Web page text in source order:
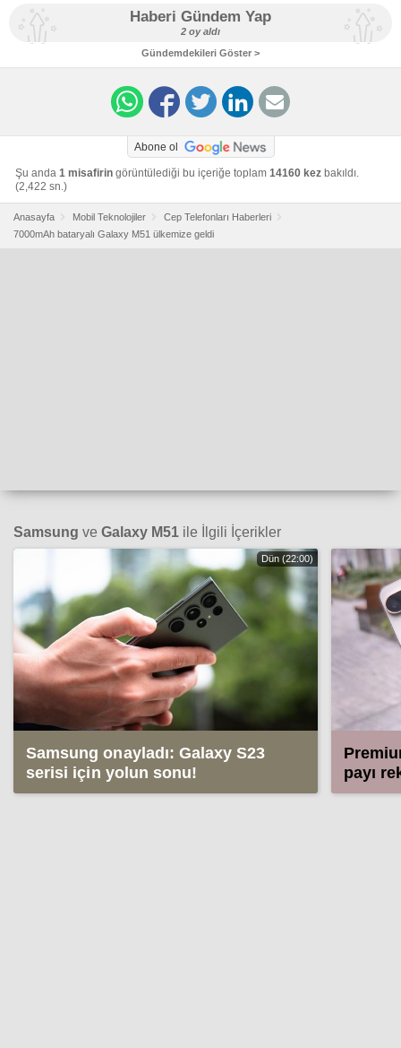
Haberi Gündem Yap
2 oy aldı
Gündemdekileri Göster >
Abone ol
Şu anda 1 misafirin görüntülediği bu içeriğe toplam 14160 kez bakıldı.
(2,422 sn.)
Anasayfa Mobil Teknolojiler
Cep Telefonları Haberleri
7000mAh bataryalı Galaxy M51 ülkemize geldi
Samsung ve Galaxy M51 ile İlgili İçerikler
Dün (22:00)
Samsung onayladı: Galaxy S23
serisi için yolun sonu!
payı